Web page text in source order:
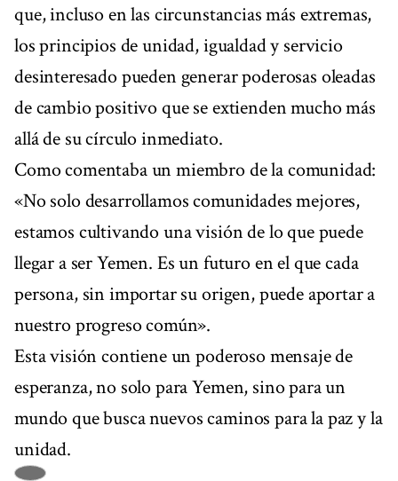
que, incluso en las circunstancias más extremas,
los principios de unidad, igualdad y servicio
desinteresado pueden generar poderosas oleadas
de cambio positivo que se extienden mucho más
allá de su círculo inmediato.
Como comentaba un miembro de la comunidad:
«No solo desarrollamos comunidades mejores,
estamos cultivando una visión de lo que puede
llegar a ser Yemen. Es un futuro en el que cada
persona, sin importar su origen, puede aportar a
nuestro progreso común».
Esta visión contiene un poderoso mensaje de
esperanza, no solo para Yemen, sino para un
mundo que busca nuevos caminos para la paz y la
unidad.